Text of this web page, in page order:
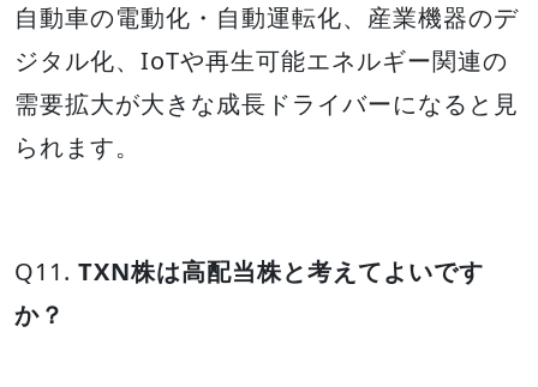
自動車の電動化・自動運転化、産業機器のデ
ジタル化、IoTや再生可能エネルギー関連の
需要拡大が大きな成長ドライバーになると見
られます。
Q11. TXN株は高配当株と考えてよいです
か？